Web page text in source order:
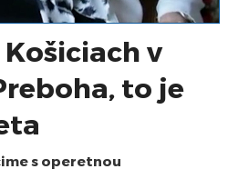
Košiciach v
to je
s operetnou